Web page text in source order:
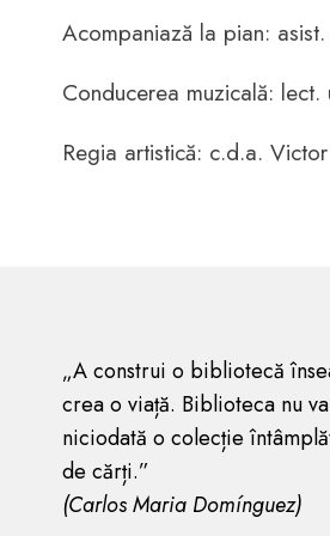
Acompaniază la pian:
Conducerea muzicală:
Regia artistică: c.d.a.
„A construi o bibliotecă
crea o viață. Biblioteca nu
niciodată o colecție
de cărți.”
(Carlos Maria Domínguez)